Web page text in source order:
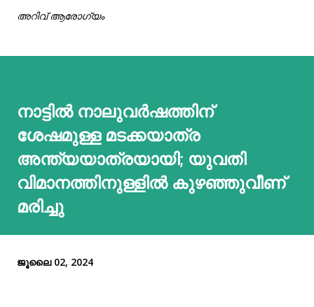
അറിവ് ആരോഗ്യം
നാട്ടിൽ നാലുവര്‍ഷത്തിന്
ശേഷമുള്ള മടക്കയാത്ര
അന്ത്യയാത്രയായി; യുവതി
വിമാനത്തിനുള്ളില്‍ കുഴഞ്ഞുവീണ്
മരിച്ചു
ജൂലൈ 02, 2024